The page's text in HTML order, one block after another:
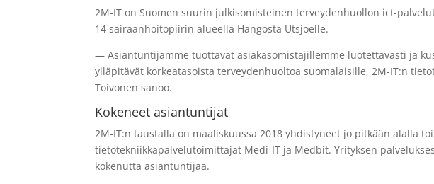
2M-IT on Suomen suurin julkisomisteinen terveydenhuollon ict-
14 sairaanhoitopiirin alueella Hangosta Utsjoelle.
— Asiantuntijamme tuottavat asiakasomistajillemme luotettavasti ja
ylläpitävät korkeatasoista terveydenhuoltoa suomalaisille, 2M-IT:n
Toivonen sanoo.
Kokeneet asiantuntijat
2M-IT:n taustalla on maaliskuussa 2018 yhdistyneet jo pitkään alalla
tietotekniikkapalvelutoimittajat Medi-IT ja Medbit. Yrityksen
kokenutta asiantuntijaa.